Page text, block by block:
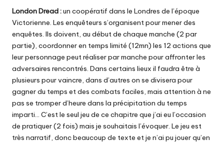
London Dread:un coopératif dans le Londres de l’époque
Victorienne. Les enquêteurs s’organisent pour mener des
enquêtes. Ils doivent, au début de chaque manche (2 par
partie), coordonner en temps limité (12mn) les 12 actions que
leur personnage peut réaliser par manche pour affronter les
adversaires rencontrés. Dans certains lieux il faudra être à
plusieurs pour vaincre, dans d’autres on se divisera pour
gagner du temps et des combats faciles, mais attention à ne
pas se tromper d’heure dans la précipitation du temps
imparti… C’est le seul jeu de ce chapitre que j’ai eu l’occasion
de pratiquer (2 fois) mais je souhaitais l’évoquer. Le jeu est
très narratif, donc beaucoup de texte et je n’ai pu jouer qu’en